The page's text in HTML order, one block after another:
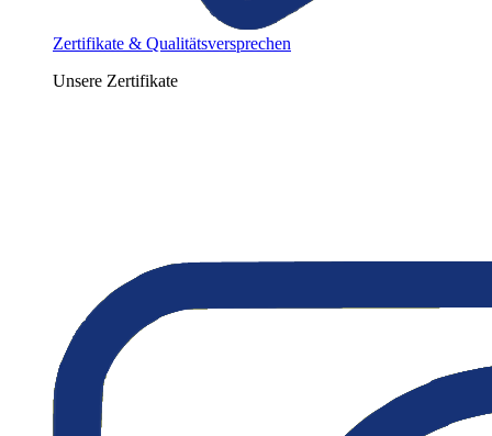
Zertifikate & Qualitätsversprechen
Unsere Zertifikate